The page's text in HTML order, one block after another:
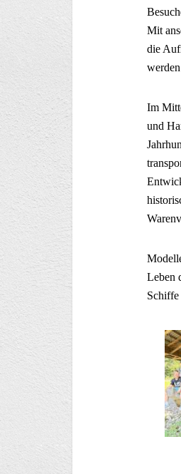
Mit
die
Im
und
Leben
Schiffe